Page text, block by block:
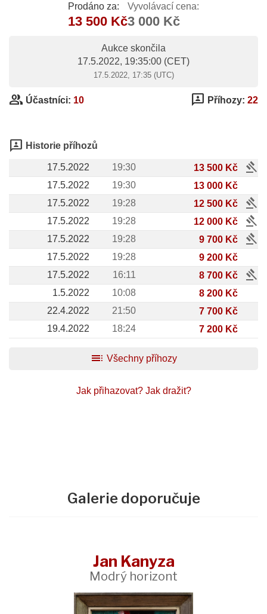
Prodáno za:
13 500 Kč
Vyvolávací cena:
3 000 Kč
Aukce skončila
17.5.2022, 19:35:00 (CET)
17.5.2022, 17:35 (UTC)
group Účastníci: 10 3p Příhozy: 22
3p Historie příhozů
17.5.2022 19:30 13 500 Kč gavel
17.5.2022 19:30
13 000 Kč
17.5.2022
19:28 12 500 Kč gavel
17.5.2022 19:28 12 000 Kč gavel
17.5.2022 19:28 9 700 Kč gavel
17.5.2022 19:28
9 200 Kč
17.5.2022
16:11 8 700 Kč gavel
1.5.2022 10:08
8 200 Kč
22.4.2022
21:50
7 700 Kč
19.4.2022
18:24 7 200 Kč
toc Všechny příhozy
Jak přihazovat? Jak dražit?
Galerie doporučuje
Jan Kanyza
Modrý horizont